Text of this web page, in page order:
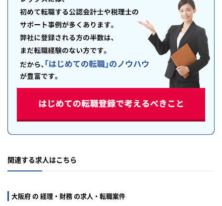
関連する求人はこちら
大阪府 の 経理・財務 の求人・転職案件